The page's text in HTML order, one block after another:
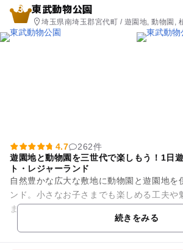
3 東武動物公園
埼玉県南埼玉郡宮代町 / 遊園地, 動物園,
ク, アスレチック, プール
4.7
262件
遊園地と動物園を三世代で楽しもう！1日
ト・レジャーランド
自然豊かな広大な敷地に動物園と遊園地を
ンド。小さなお子さまでも楽しめる工夫や
ます。 動物園では迫力満点のホワイトタイガーなど120種類12
続きをみる